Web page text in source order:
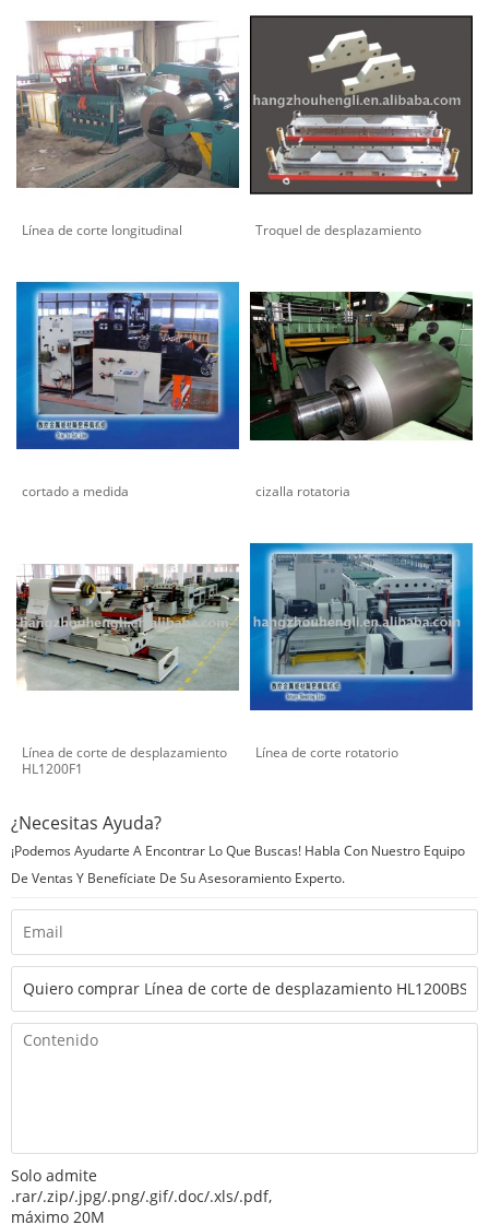
Línea de corte longitudinal Troquel de desplazamiento
cortado a medida cizalla rotatoria
Línea de corte de desplazamiento
HL1200F1
Línea de corte rotatorio
¿Necesitas Ayuda?
¡Podemos Ayudarte A Encontrar Lo Que Buscas! Habla Con Nuestro Equipo
De Ventas Y Benefíciate De Su Asesoramiento Experto.
Solo admite
.rar/.zip/.jpg/.png/.gif/.doc/.xls/.pdf,
máximo 20M